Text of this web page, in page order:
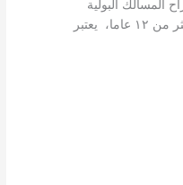
المسالك البولية
والبروستات في بنغالور. مع خبرة أكثر من ١٢ عاما، يعتبر